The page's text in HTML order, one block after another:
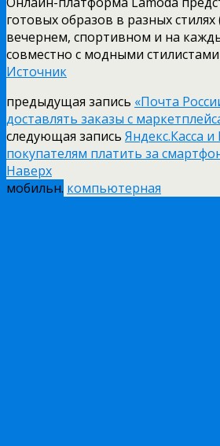
готовых образов в разных
вечернем, спортивном и на
совместно с модными
Источник
предыдущая запись «Почта
доставлять заказы с
следующая запись Яндекс.Касса
покупателям платить за
Наверх
мобильн. компьютерная